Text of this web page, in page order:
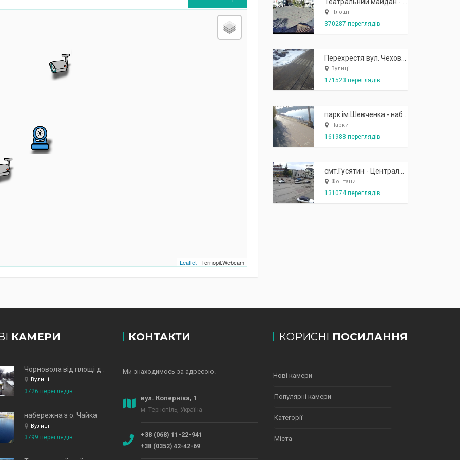
Leaflet| Ternopil.Webcam
Площі
370287 переглядів
Вулиці
171523 переглядів
Парки
161988 переглядів
Фонтани
131074 переглядів
КАМЕРИ
Вулиці
3726 переглядів
набережна з о. Чайка
Вулиці
3799 переглядів
КОНТАКТИ
Ми знаходимось за адресою.
вул. Коперніка, 1
м. Тернопіль, Україна
+38 (068) 11-22-941
+38 (0352) 42-42-69
КОРИСНІ ПОСИЛАННЯ
Нові камери
Популярні камери
Категорії
Міста